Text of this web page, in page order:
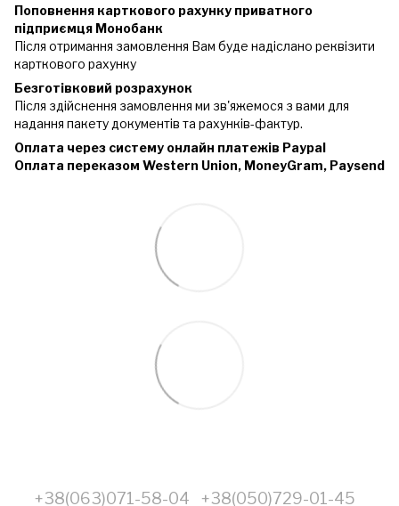
Поповнення карткового рахунку приватного
підприємця Монобанк
Після отримання замовлення Вам буде надіслано реквізити
карткового рахунку
Безготівковий розрахунок
Після здійснення замовлення ми зв'яжемося з вами для
надання пакету документів та рахунків-фактур.
Оплата через систему онлайн платежів Paypal
Оплата переказом Western Union, MoneyGram, Paysend
+38(063)071-58-04 +38(050)729-01-45